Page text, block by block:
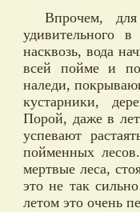
Впрочем,
удивительного
насквозь, вода
всей пойме и
наледи,
кустарники,
Порой, даже в
успевают
пойменных
мертвые леса,
это не так
летом это очень